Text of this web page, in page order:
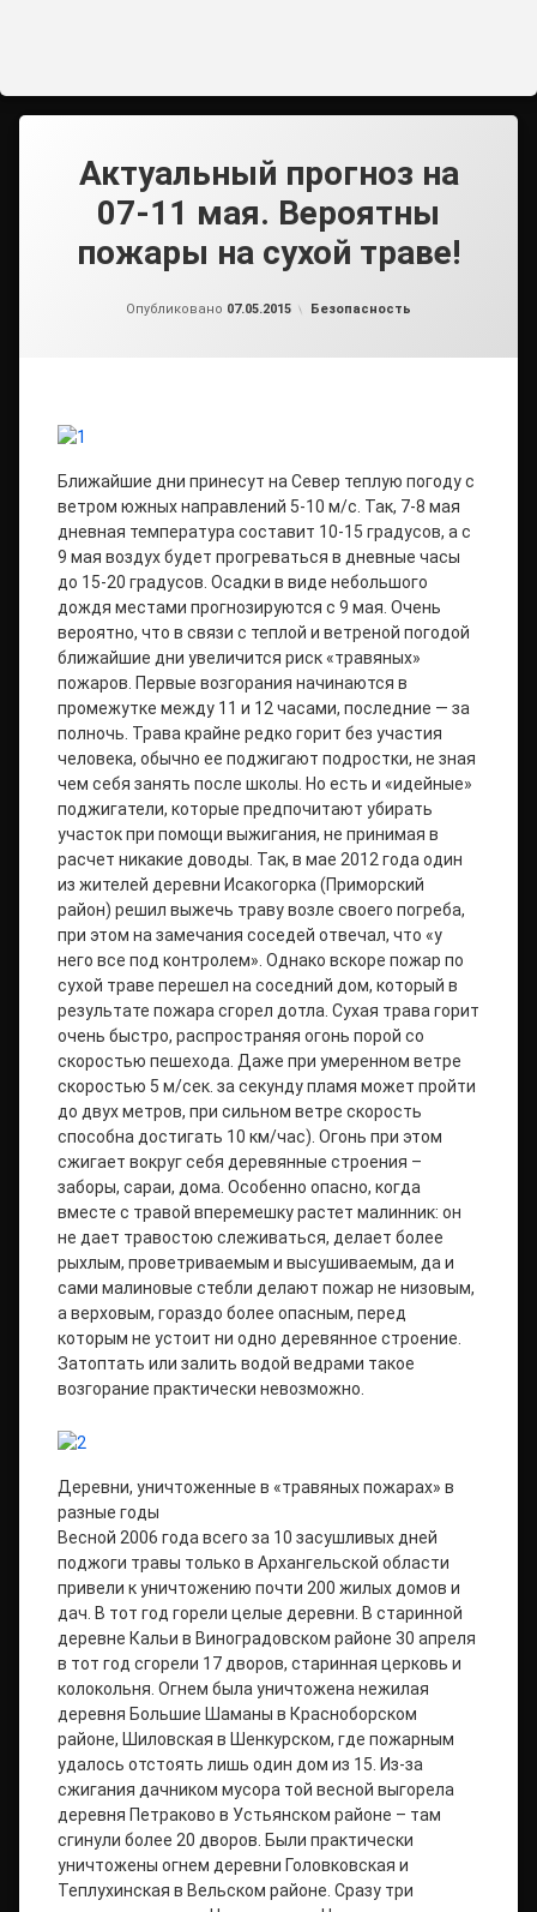
Актуальный прогноз на
07-11 мая. Вероятны
пожары на сухой траве!
Опубликовано 07.05.2015 Рубрики:
Безопасность
Ближайшие дни принесут на Север теплую погоду с
ветром южных направлений 5-10 м/с. Так, 7-8 мая
дневная температура составит 10-15 градусов, а с
9 мая воздух будет прогреваться в дневные часы
до 15-20 градусов. Осадки в виде небольшого
дождя местами прогнозируются с 9 мая. Очень
вероятно, что в связи с теплой и ветреной погодой
ближайшие дни увеличится риск «травяных»
пожаров. Первые возгорания начинаются в
промежутке между 11 и 12 часами, последние — за
полночь. Трава крайне редко горит без участия
человека, обычно ее поджигают подростки, не зная
чем себя занять после школы. Но есть и «идейные»
поджигатели, которые предпочитают убирать
участок при помощи выжигания, не принимая в
расчет никакие доводы. Так, в мае 2012 года один
из жителей деревни Исакогорка (Приморский
район) решил выжечь траву возле своего погреба,
при этом на замечания соседей отвечал, что «у
него все под контролем». Однако вскоре пожар по
сухой траве перешел на соседний дом, который в
результате пожара сгорел дотла. Сухая трава горит
очень быстро, распространяя огонь порой со
скоростью пешехода. Даже при умеренном ветре
скоростью 5 м/сек. за секунду пламя может пройти
до двух метров, при сильном ветре скорость
способна достигать 10 км/час). Огонь при этом
сжигает вокруг себя деревянные строения –
заборы, сараи, дома. Особенно опасно, когда
вместе с травой вперемешку растет малинник: он
не дает травостою слеживаться, делает более
рыхлым, проветриваемым и высушиваемым, да и
сами малиновые стебли делают пожар не низовым,
а верховым, гораздо более опасным, перед
которым не устоит ни одно деревянное строение.
Затоптать или залить водой ведрами такое
возгорание практически невозможно.
Деревни, уничтоженные в «травяных пожарах» в
разные годы
Весной 2006 года всего за 10 засушливых дней
поджоги травы только в Архангельской области
привели к уничтожению почти 200 жилых домов и
дач. В тот год горели целые деревни. В старинной
деревне Кальи в Виноградовском районе 30 апреля
в тот год сгорели 17 дворов, старинная церковь и
колокольня. Огнем была уничтожена нежилая
деревня Большие Шаманы в Красноборском
районе, Шиловская в Шенкурском, где пожарным
удалось отстоять лишь один дом из 15. Из-за
сжигания дачником мусора той весной выгорела
деревня Петраково в Устьянском районе – там
сгинули более 20 дворов. Были практически
уничтожены огнем деревни Головковская и
Теплухинская в Вельском районе. Сразу три